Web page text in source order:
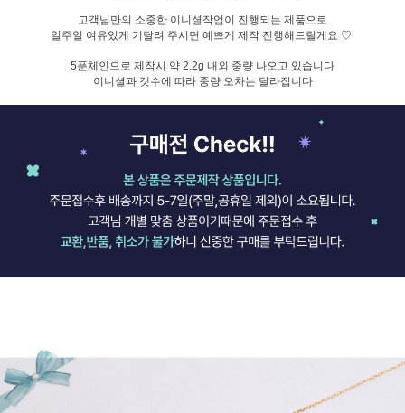
고객님만의 소중한 이니셜작업이 진행되는 제품으로
일주일 여유있게 기달려 주시면 예쁘게 제작 진행해드릴게요 ♡
5푼체인으로 제작시 약 2.2g 내외 중량 나오고 있습니다
이니셜과 갯수에 따라 중량 오차는 달라집니다